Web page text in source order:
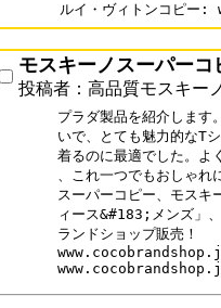
ルイ・ヴィトンコピ
モスキーノスーパーコ
投稿者：高品質モスキー
プラダ製品を紹介しま
いで、とても魅力的なT
着るのに最適でした。よ
、これ一つでもおしゃれ
スーパーコピー、モスキ
ィース&#183;メンズ」
ランドショップ販売！